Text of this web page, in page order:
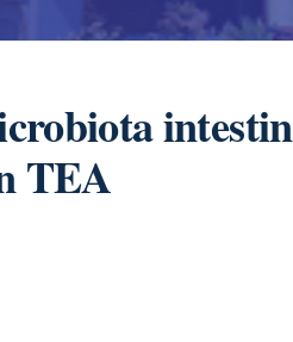
TEA